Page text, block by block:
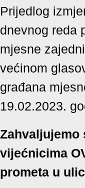
Prijedlog
dnevnog reda
mjesne
većinom
građana
19.02.2023.
Zahvaljujemo
vijećnicima
prometa u